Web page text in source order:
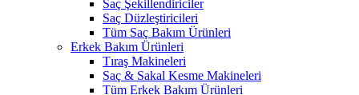
Saç Şekillendiriciler
Saç Düzleştiricileri
Tüm Saç Bakım Ürünleri
Erkek Bakım Ürünleri
Tıraş Makineleri
Saç & Sakal Kesme Makineleri
Tüm Erkek Bakım Ürünleri